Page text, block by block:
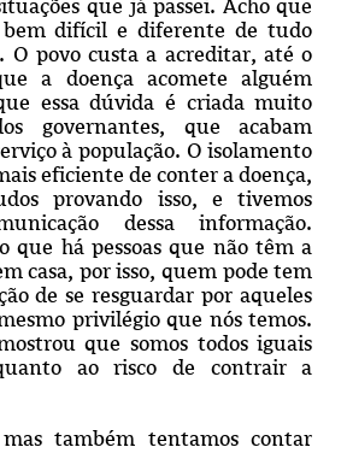
que já passei. Acho que
difícil e diferente de tudo
O povo custa a acreditar, até o
a doença acomete alguém
essa dúvida é criada muito
governantes, que acabam
à população. O isolamento
eficiente de conter a doença,
provando isso, e tivemos
dessa informação.
que há pessoas que não têm a
casa, por isso, quem pode tem
de se resguardar por aqueles
privilégio que nós temos.
que somos todos iguais
ao risco de contrair a
também tentamos contar